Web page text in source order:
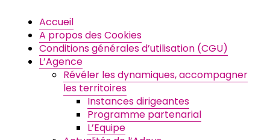
Accueil
A propos des Cookies
Conditions générales d’utilisation (CGU)
L’Agence
Révéler les dynamiques, accompagner
les territoires
Instances dirigeantes
Programme partenarial
L’Equipe